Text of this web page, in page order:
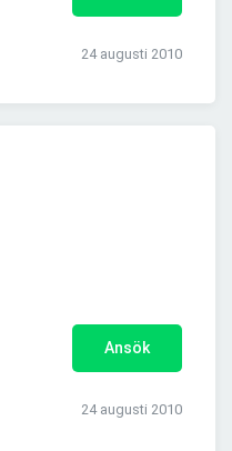
24 augusti 2010
Ansök
24 augusti 2010